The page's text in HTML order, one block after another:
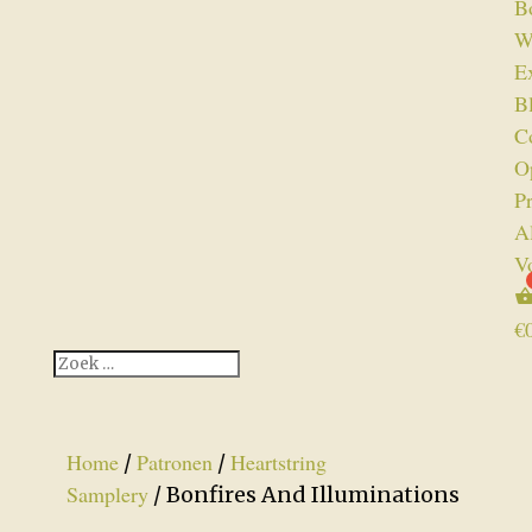
€
Home/Patronen/Heartstring
Samplery/ Bonfires And Illuminations